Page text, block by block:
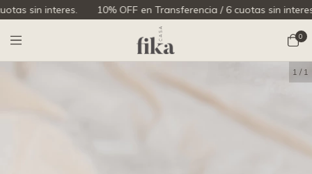
sin interes. 10% OFF en Transferencia / 6 cuotas sin interes.
0
1 / 1